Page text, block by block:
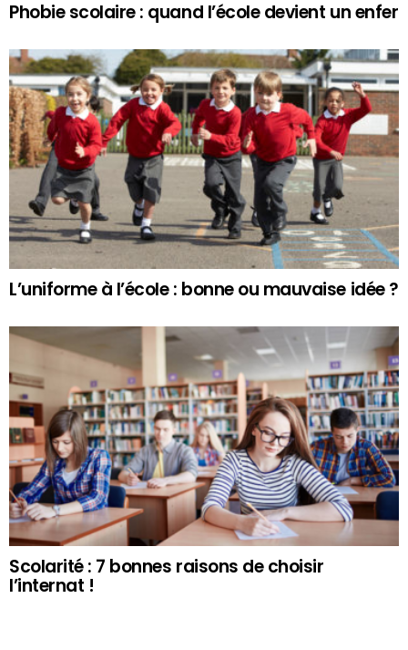
Phobie scolaire : quand l’école devient un enfer
L’uniforme à l’école : bonne ou mauvaise idée ?
Scolarité : 7 bonnes raisons de choisir
l’internat !